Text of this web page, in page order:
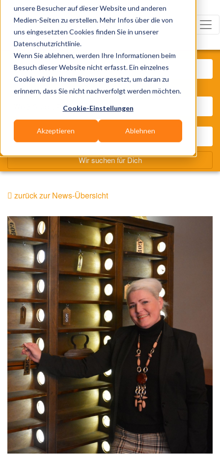
unsere Besucher auf dieser Website und anderen
Medien-Seiten zu erstellen. Mehr Infos über die von
uns eingesetzten Cookies finden Sie in unserer
Datenschutzrichtlinie.
Wenn Sie ablehnen, werden Ihre Informationen beim
Besuch dieser Website nicht erfasst. Ein einzelnes
Cookie wird in Ihrem Browser gesetzt, um daran zu
erinnern, dass Sie nicht nachverfolgt werden möchten.
Cookie-Einstellungen
Akzeptieren Ablehnen
zurück zur News-Übersicht
Was? Künstler, Zelte, Bands,
Wo? Stadt, PLZ, Ort
Wir suchen für Dich